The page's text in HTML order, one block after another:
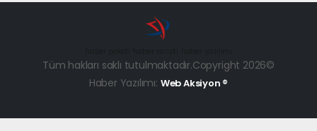
Tüm hakları saklı tutulmaktadır.Copyright 2026©
Haber Yazılımı: Web Aksiyon ®